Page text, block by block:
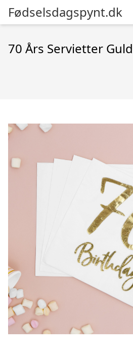
Fødselsdagspynt.dk
70 Års Servietter